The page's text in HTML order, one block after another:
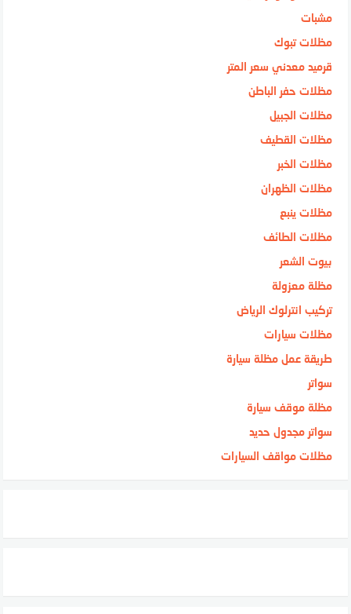
مشبات
مظلات تبوك
قرميد معدني سعر المتر
مظلات حفر الباطن
مظلات الجبيل
مظلات القطيف
مظلات الخبر
مظلات الظهران
مظلات ينبع
مظلات الطائف
بيوت الشعر
مظلة معزولة
تركيب انترلوك الرياض
مظلات سيارات
طريقة عمل مظلة سيارة
سواتر
مظلة موقف سيارة
سواتر مجدول حديد
مظلات مواقف السيارات